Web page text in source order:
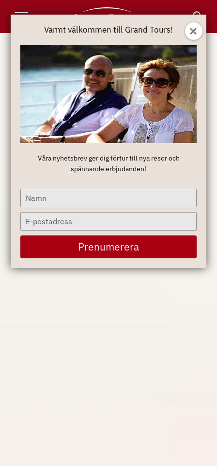
NavigationVarmt välkommen till Grand Tours!
Våra nyhetsbrev ger dig förtur till nya resor och
spännande erbjudanden!
Type
your
name
Type
your
email
Prenumerera